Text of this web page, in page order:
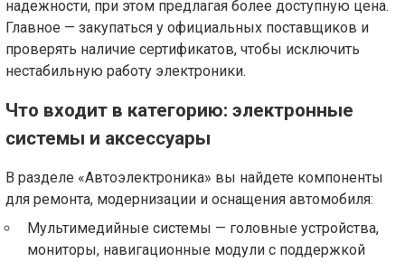
надежности, при этом предлагая более доступную цена.
Главное — закупаться у официальных поставщиков и
проверять наличие сертификатов, чтобы исключить
нестабильную работу электроники.
Что входит в категорию: электронные
системы и аксессуары
В разделе «Автоэлектроника» вы найдете компоненты
для ремонта, модернизации и оснащения автомобиля:
Мультимедийные системы — головные устройства,
мониторы, навигационные модули с поддержкой